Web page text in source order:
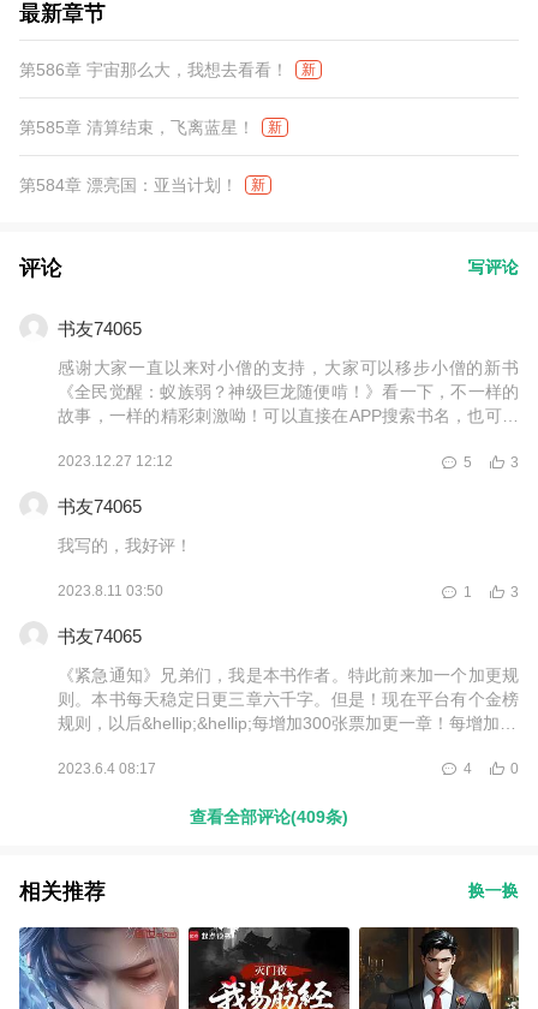
最新章节
第586章 宇宙那么大，我想去看看！ 新
第585章 清算结束，飞离蓝星！ 新
第584章 漂亮国：亚当计划！ 新
评论 写评论
书友74065
感谢大家一直以来对小僧的支持，大家可以移步小僧的新书
《全民觉醒：蚁族弱？神级巨龙随便啃！》看一下，不一样的
故事，一样的精彩刺激呦！可以直接在APP搜索书名，也可以
持，爱你们！
2023.12.27 12:12 3
5
书友74065
我写的，我好评！
2023.8.11 03:50 3
1
书友74065
《紧急通知》兄弟们，我是本书作者。特此前来加一个加更规
则。本书每天稳定日更三章六千字。但是！现在平台有个金榜
规则，以后&hellip;&hellip;每增加300张票加更一章！每增加30
（手头狗头），兄弟们的每一张票对小作者而言都非常重要，
2023.6.4 08:17 0
4
查看全部评论(409条)
相关推荐 换一换